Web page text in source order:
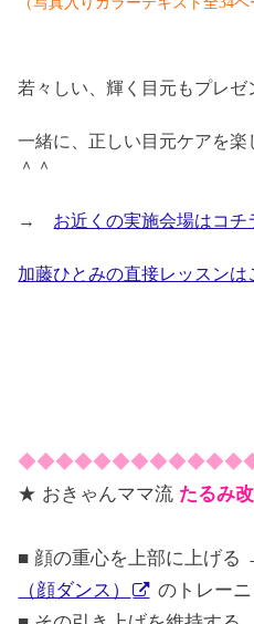
若々しい、輝く目元もプレ
一緒に、正しい目元ケアを
＾＾
→ お近くの実施会場はコチ
加藤ひとみの直接レッスンは
★ おきゃんママ流 たるみ
■ 顔の重心を上部に上げる
（顔ダンス）
のトレー